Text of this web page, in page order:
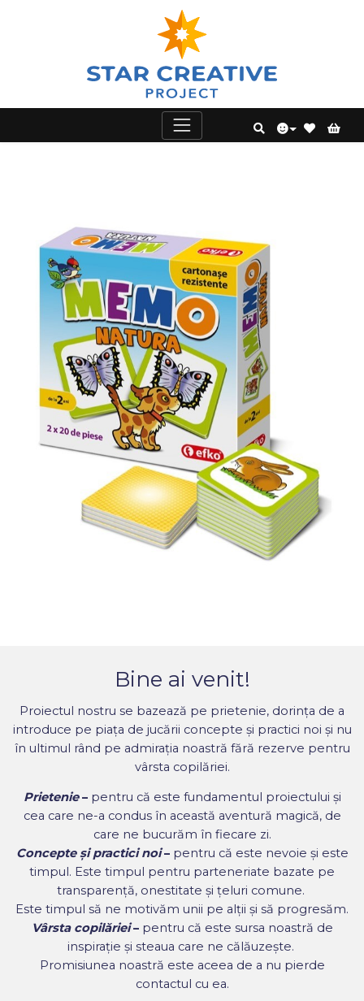
Previous
Bine ai venit!
Proiectul nostru se bazează pe prietenie, dorința de a
introduce pe piața de jucării concepte și practici noi și nu
în ultimul rând pe admirația noastră fără rezerve pentru
vârsta copilăriei.
Prietenie– pentru că este fundamentul proiectului și
cea care ne-a condus în această aventură magică, de
care ne bucurăm în fiecare zi.
Concepte și practici noi– pentru că este nevoie și este
timpul. Este timpul pentru parteneriate bazate pe
transparență, onestitate și țeluri comune.
Este timpul să ne motivăm unii pe alții și să progresăm.
Vârsta copilăriei– pentru că este sursa noastră de
inspirație și steaua care ne călăuzește.
Promisiunea noastră este aceea de a nu pierde
contactul cu ea.